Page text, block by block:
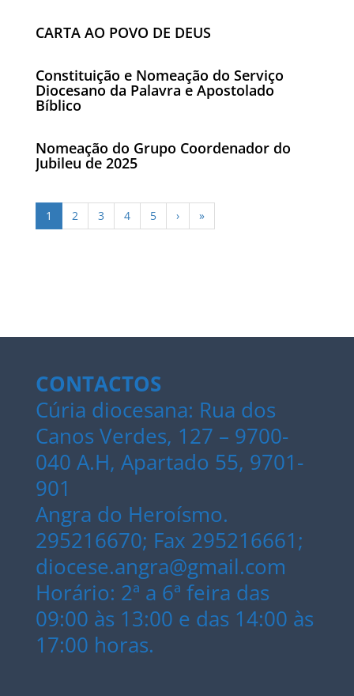
CARTA AO POVO DE DEUS
Constituição e Nomeação do Serviço
Diocesano da Palavra e Apostolado
Bíblico
Nomeação do Grupo Coordenador do
Jubileu de 2025
1 2 3 4 5 › »
CONTACTOS
Cúria diocesana: Rua dos
Canos Verdes, 127 – 9700-
040 A.H, Apartado 55, 9701-
901
Angra do Heroísmo.
295216670; Fax 295216661;
diocese.angra@gmail.com
Horário: 2ª a 6ª feira das
09:00 às 13:00 e das 14:00 às
17:00 horas.